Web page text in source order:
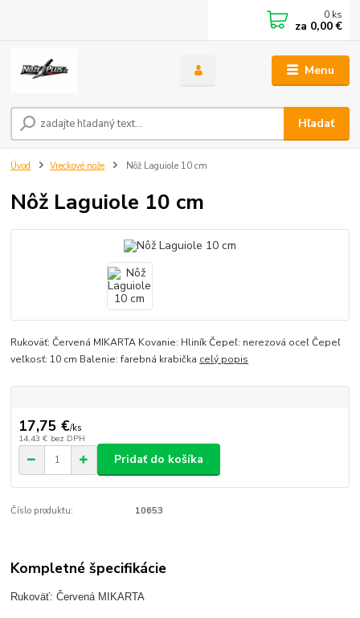
Menu
Hľadať
0 ks
za 0,00 €
Úvod Vreckové nože Nôž Laguiole 10 cm
Nôž Laguiole 10 cm
Rukoväť: Červená MIKARTA Kovanie: Hliník Čepeľ: nerezová oceľ Čepeľ
veľkosť: 10 cm Balenie: farebná krabička celý popis
17,75 €/ks
14,43 € bez DPH
Pridať do košíka
Číslo produktu: 10653
Kompletné špecifikácie
Rukoväť: Červená MIKARTA